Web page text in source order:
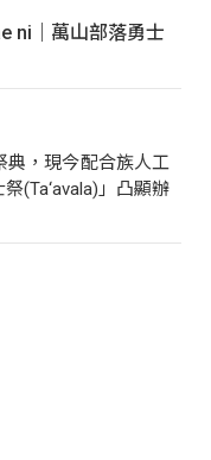
ni｜萬山部落勇士
典，現今配合族人工
(Ta‘avala)」凸顯辦